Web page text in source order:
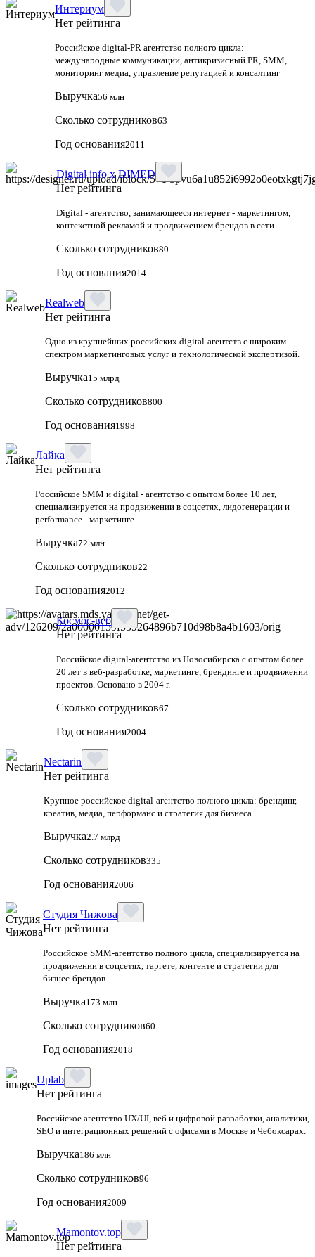
Интериум
Нет рейтинга
Российское digital-PR агентство полного цикла:
международные коммуникации, антикризисный PR, SMM,
мониторинг медиа, управление репутацией и консалтинг
Выручка56 млн
Сколько сотрудников63
Год основания2011
Digital info x DIMED
Нет рейтинга
Digital - агентство, занимающееся интернет - маркетингом,
контекстной рекламой и продвижением брендов в сети
Сколько сотрудников80
Год основания2014
Realweb
Нет рейтинга
Одно из крупнейших российских digital-агентств с широким
спектром маркетинговых услуг и технологической экспертизой.
Выручка15 млрд
Сколько сотрудников800
Год основания1998
Лайка
Нет рейтинга
Российское SMM и digital - агентство с опытом более 10 лет,
специализируется на продвижении в соцсетях, лидогенерации и
performance - маркетинге.
Выручка72 млн
Сколько сотрудников22
Год основания2012
Космос-веб
Нет рейтинга
Российское digital-агентство из Новосибирска с опытом более
20 лет в веб-разработке, маркетинге, брендинге и продвижении
проектов. Основано в 2004 г.
Сколько сотрудников67
Год основания2004
Nectarin
Нет рейтинга
Крупное российское digital‑агентство полного цикла: брендинг,
креатив, медиа, перформанс и стратегия для бизнеса.
Выручка2.7 млрд
Сколько сотрудников335
Год основания2006
Студия Чижова
Нет рейтинга
Российское SMM-агентство полного цикла, специализируется на
продвижении в соцсетях, таргете, контенте и стратегии для
бизнес-брендов.
Выручка173 млн
Сколько сотрудников60
Год основания2018
Uplab
Нет рейтинга
Российское агентство UX/UI, веб и цифровой разработки, аналитики,
SEO и интеграционных решений с офисами в Москве и Чебоксарах.
Выручка186 млн
Сколько сотрудников96
Год основания2009
Mamontov.top
Нет рейтинга